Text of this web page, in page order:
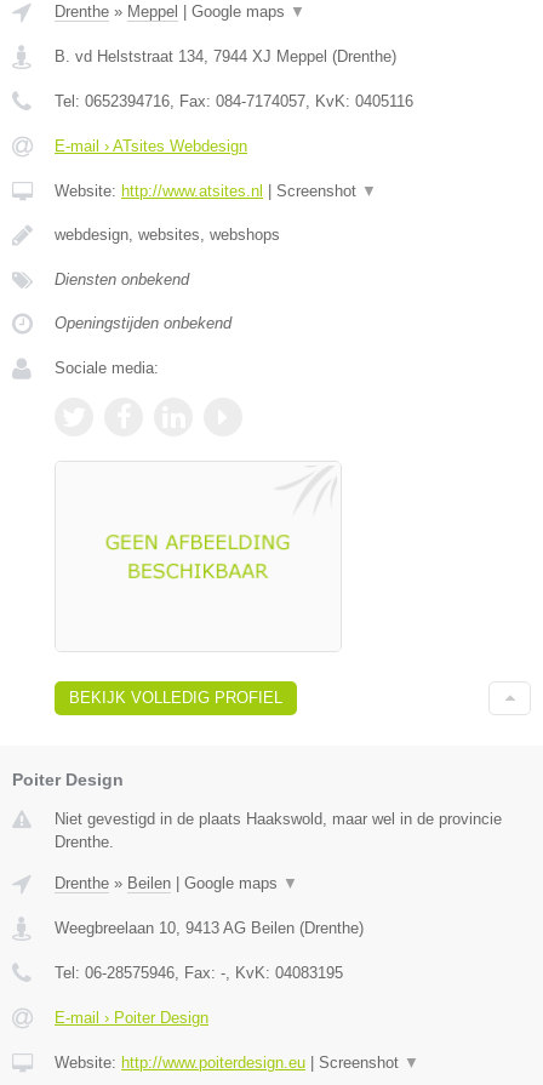
Drenthe » Meppel | Google maps ▼
B. vd Helststraat 134 7944 XJ Meppel (Drenthe)
Tel: 0652394716 , Fax: 084-7174057 , KvK: 0405116
E-mail › ATsites Webdesign
Website: http://www.atsites.nl | Screenshot ▼
webdesign, websites, webshops
Diensten onbekend
Openingstijden onbekend
Sociale media:
BEKIJK VOLLEDIG PROFIEL
Poiter Design
Niet gevestigd in de plaats Haakswold, maar wel in de provincie
Drenthe.
Drenthe » Beilen Google maps ▼
Weegbreelaan 10, 9413 AG Beilen (Drenthe)
Tel: 06-28575946, Fax: -, KvK: 04083195
E-mail › Poiter Design
Website: http://www.poiterdesign.eu Screenshot ▼